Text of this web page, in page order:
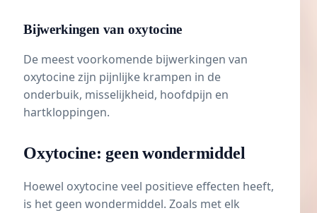
Bijwerkingen van oxytocine
De meest voorkomende bijwerkingen van
oxytocine zijn pijnlijke krampen in de
onderbuik, misselijkheid, hoofdpijn en
hartkloppingen.
Oxytocine: geen wondermiddel
Hoewel oxytocine veel positieve effecten heeft,
is het geen wondermiddel. Zoals met elk